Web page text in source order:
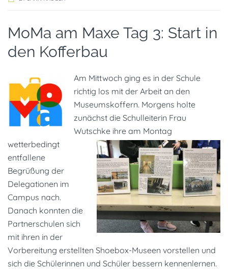
MoMa am Maxe Tag 3: Start in
den Kofferbau
Am Mittwoch ging es in der Schule
richtig los mit der Arbeit an den
Museumskoffern. Morgens holte
zunächst die Schulleiterin Frau
Wutschke ihre am Montag
wetterbedingt
entfallene
Begrüßung der
Delegationen im
Campus nach.
Danach konnten die
Partnerschulen sich
mit ihren in der
Vorbereitung erstellten Shoebox-Museen vorstellen und
sich die Schülerinnen und Schüler bessern kennenlernen.